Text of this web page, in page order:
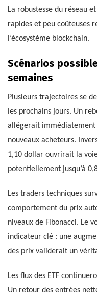
La robustesse du réseau
rapides et peu coûteuses
l’écosystème blockchain.
Scénarios
semaines
Plusieurs trajectoires se
les prochains jours. Un
allégerait
nouveaux acheteurs.
1,10 dollar ouvrirait la
potentiellement jusqu’à
Les traders techniques
comportement du prix
niveaux de Fibonacci. Le
indicateur clé : une
des prix validerait un
Les flux des ETF
Un retour des entrées